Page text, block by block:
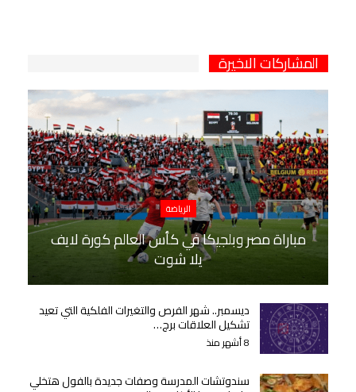
المشاركات الاخيرة
الرياضة
مباراة مصر وبلجيكا في كأس العالم كورة لايف
يلا شوت
ديسمبر.. شهر الفرص والتغيرات الفلكية التي تعيد
تشكيل العلاقات برج…
8 أشهر منذ
سندوتشات المدرسة وصفات جديدة بالفول هتخلي